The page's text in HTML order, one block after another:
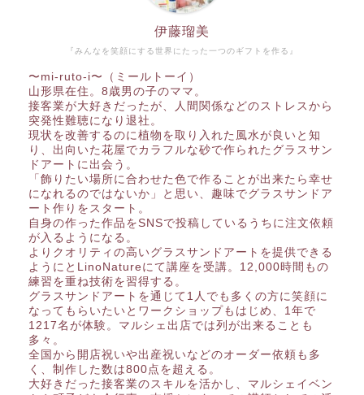
『みんなを笑顔にする世界にたった一つのギフトを作る』
伊藤瑠美
〜mi-ruto-i〜（ミールトーイ）
山形県在住。8歳男の子のママ。
接客業が大好きだったが、人間関係などのストレスから
突発性難聴になり退社。
現状を改善するのに植物を取り入れた風水が良いと知
り、出向いた花屋でカラフルな砂で作られたグラスサン
ドアートに出会う。
「飾りたい場所に合わせた色で作ることが出来たら幸せ
になれるのではないか」と思い、趣味でグラスサンドア
ート作りをスタート。
自身の作った作品をSNSで投稿しているうちに注文依頼
が入るようになる。
よりクオリティの高いグラスサンドアートを提供できる
ようにとLinoNatureにて講座を受講。12,000時間もの
練習を重ね技術を習得する。
グラスサンドアートを通じて1人でも多くの方に笑顔に
なってもらいたいとワークショップもはじめ、1年で
1217名が体験。マルシェ出店では列が出来ることも
多々。
全国から開店祝いや出産祝いなどのオーダー依頼も多
く、制作した数は800点を超える。
大好きだった接客業のスキルを活かし、マルシェイベン